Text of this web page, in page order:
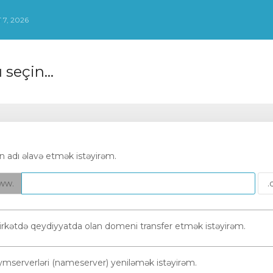
7, 2026
seçin...
adı əlavə etmək istəyirəm.
qeydiyyatda olan domeni transfer etmək istəyirəm.
(nameserver) yeniləmək istəyirəm.